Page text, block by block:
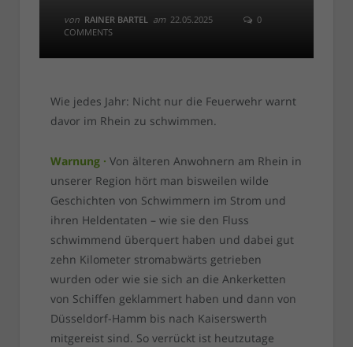
von RAINER BARTEL am 22.05.2025
0
COMMENTS
Wie jedes Jahr: Nicht nur die Feuerwehr warnt
davor im Rhein zu schwimmen.
Warnung · Von älteren Anwohnern am Rhein in
unserer Region hört man bisweilen wilde
Geschichten von Schwimmern im Strom und
ihren Heldentaten – wie sie den Fluss
schwimmend überquert haben und dabei gut
zehn Kilometer stromabwärts getrieben
wurden oder wie sie sich an die Ankerketten
von Schiffen geklammert haben und dann von
Düsseldorf-Hamm bis nach Kaiserswerth
mitgereist sind. So verrückt ist heutzutage